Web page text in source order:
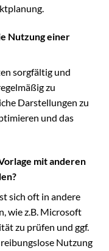
Nutzung einer
sorgfältig und
zu
Darstellungen zu
und das
mit anderen
sich oft in andere
wie z.B. Microsoft
zu prüfen und ggf.
Nutzung